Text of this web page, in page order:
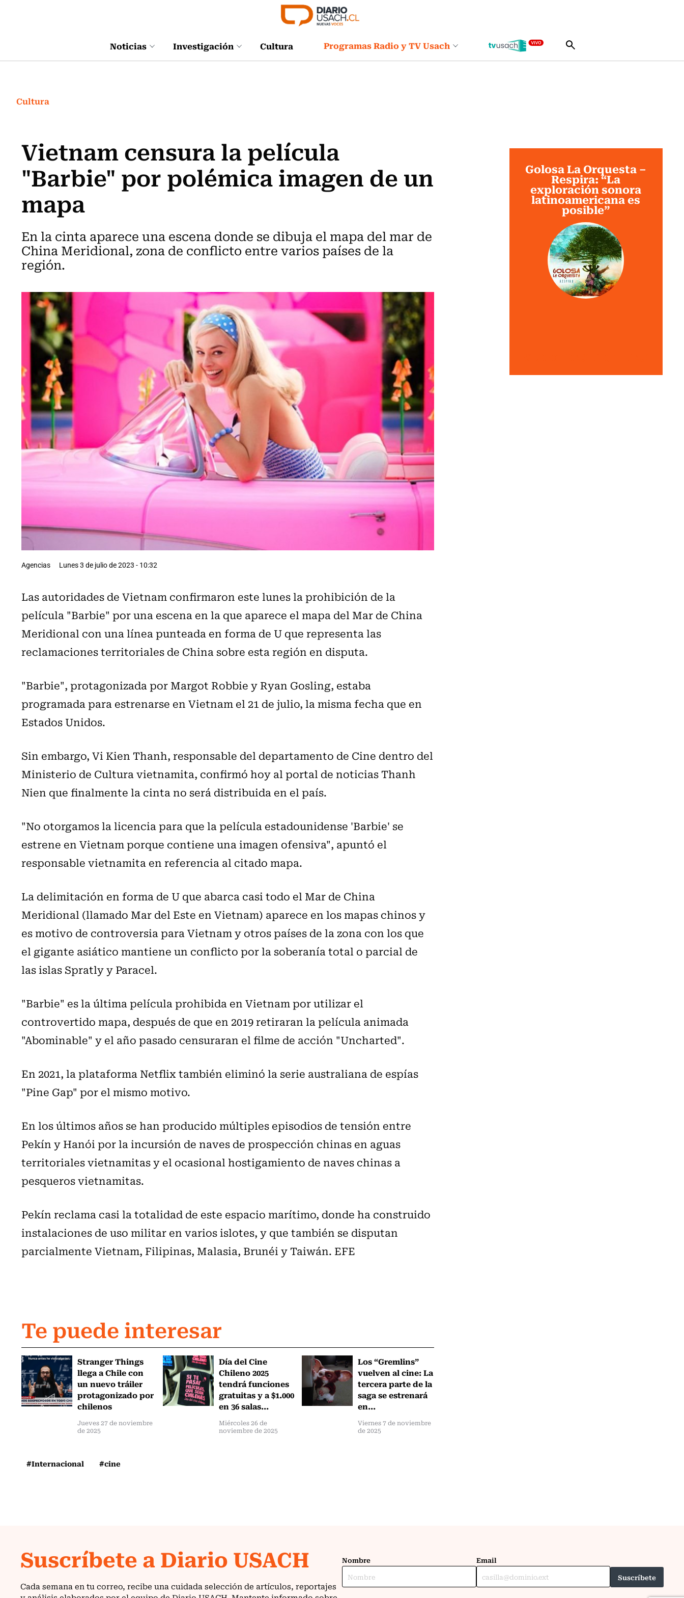
Noticias Investigación Cultura Programas Radio y TV Usach
Cultura
Vietnam censura la película
"Barbie" por polémica imagen de un
mapa
En la cinta aparece una escena donde se dibuja el mapa del mar de
China Meridional, zona de conflicto entre varios países de la
región.
Agencias Lunes 3 de julio de 2023 - 10:32
Las autoridades de Vietnam confirmaron este lunes la prohibición de la
película "Barbie" por una escena en la que aparece el mapa del Mar de China
Meridional con una línea punteada en forma de U que representa las
reclamaciones territoriales de China sobre esta región en disputa.
"Barbie", protagonizada por Margot Robbie y Ryan Gosling, estaba
programada para estrenarse en Vietnam el 21 de julio, la misma fecha que en
Estados Unidos.
Sin embargo, Vi Kien Thanh, responsable del departamento de Cine dentro del
Ministerio de Cultura vietnamita, confirmó hoy al portal de noticias Thanh
Nien que finalmente la cinta no será distribuida en el país.
"No otorgamos la licencia para que la película estadounidense 'Barbie' se
estrene en Vietnam porque contiene una imagen ofensiva", apuntó el
responsable vietnamita en referencia al citado mapa.
La delimitación en forma de U que abarca casi todo el Mar de China
Meridional (llamado Mar del Este en Vietnam) aparece en los mapas chinos y
es motivo de controversia para Vietnam y otros países de la zona con los que
el gigante asiático mantiene un conflicto por la soberanía total o parcial de
las islas Spratly y Paracel.
"Barbie" es la última película prohibida en Vietnam por utilizar el
controvertido mapa, después de que en 2019 retiraran la película animada
"Abominable" y el año pasado censuraran el filme de acción "Uncharted".
En 2021, la plataforma Netflix también eliminó la serie australiana de espías
"Pine Gap" por el mismo motivo.
En los últimos años se han producido múltiples episodios de tensión entre
Pekín y Hanói por la incursión de naves de prospección chinas en aguas
territoriales vietnamitas y el ocasional hostigamiento de naves chinas a
pesqueros vietnamitas.
Pekín reclama casi la totalidad de este espacio marítimo, donde ha construido
instalaciones de uso militar en varios islotes, y que también se disputan
parcialmente Vietnam, Filipinas, Malasia, Brunéi y Taiwán. EFE
Te puede interesar
Stranger Things
llega a Chile con
un nuevo tráiler
protagonizado por
chilenos
Jueves 27 de noviembre
de 2025
Día del Cine
Chileno 2025
tendrá funciones
gratuitas y a $1.000
en 36 salas...
Miércoles 26 de
noviembre de 2025
Los “Gremlins”
vuelven al cine: La
tercera parte de la
saga se estrenará
en...
Viernes 7 de noviembre
de 2025
#Internacional #cine
Golosa La Orquesta –
Respira: “La
exploración sonora
latinoamericana es
posible”